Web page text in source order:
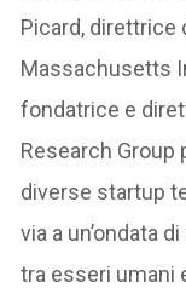
Picard, direttrice
Massachusetts
fondatrice e
Research Group
diverse startup
via a un’ondata
tra esseri umani